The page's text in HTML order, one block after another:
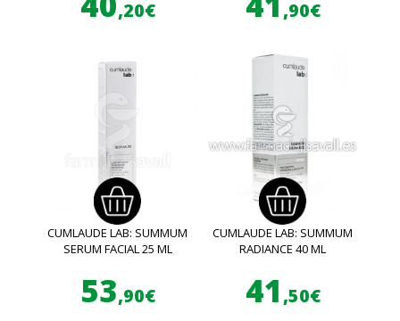
,20€ ,90€
CUMLAUDE LAB: SUMMUM
SERUM FACIAL 25 ML
53,90€
CUMLAUDE LAB: SUMMUM
RADIANCE 40 ML
41 ,50€